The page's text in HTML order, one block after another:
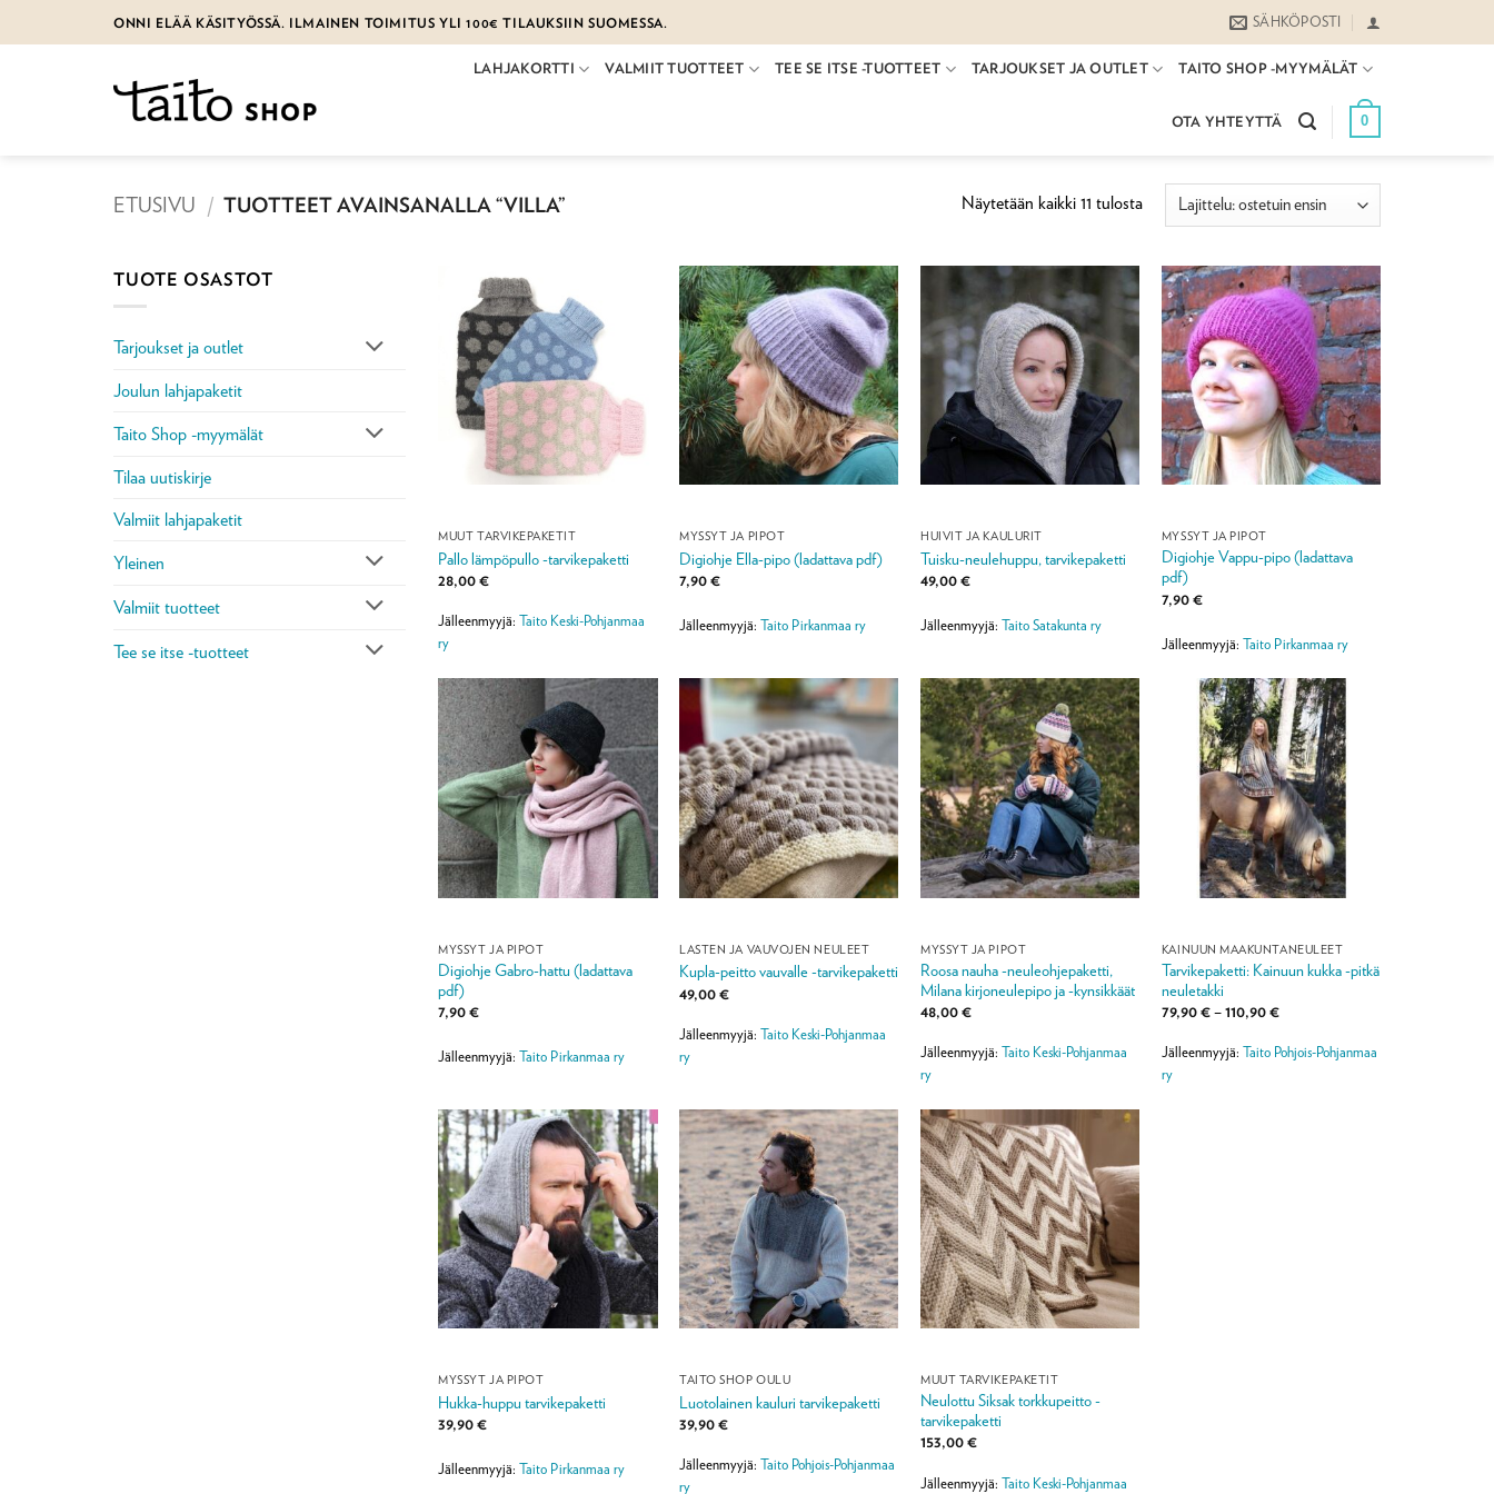
to
ONNI ELÄÄ KÄSITYÖSSÄ. ILMAINEN TOIMITUS YLI 100€ TILAUKSIIN SUOMESSA. SÄHKÖPOSTI
LAHJAKORTTI VALMIIT TUOTTEET TEE SE ITSE -TUOTTEET TARJOUKSET JA OUTLET TAITO SHOP -MYYMÄLÄT
OTA YHTEYTTÄ 0
ETUSIVU / TUOTTEET AVAINSANALLA “VILLA” Näytetään kaikki 11 tulostaSuosituimmat
ensin
TUOTE OSASTOT
Tarjoukset ja outlet
Joulun lahjapaketit
Taito Shop -myymälät
Tilaa uutiskirje
Valmiit lahjapaketit
Yleinen
Valmiit tuotteet
Tee se itse -tuotteet
MUUT TARVIKEPAKETIT
Pallo lämpöpullo -tarvikepaketti
28,00€
Jälleenmyyjä:Taito Keski-Pohjanmaa
ry
MYSSYT JA PIPOT
Digiohje Ella-pipo (ladattava pdf)
7,90€
Jälleenmyyjä:Taito Pirkanmaa ry
HUIVIT JA KAULURIT
Tuisku-neulehuppu, tarvikepaketti
49,00€
Jälleenmyyjä:Taito Satakunta ry
MYSSYT JA PIPOT
Digiohje Vappu-pipo (ladattava
pdf)
7,90€
Jälleenmyyjä: Taito Pirkanmaa ry
MYSSYT JA PIPOT
Digiohje Gabro-hattu (ladattava
pdf)
7,90€
Jälleenmyyjä:Taito Pirkanmaa ry
LASTEN JA VAUVOJEN NEULEET
Kupla-peitto vauvalle -tarvikepaketti
49,00€
Jälleenmyyjä:Taito Keski-Pohjanmaa
ry
MYSSYT JA PIPOT
Roosa nauha -neuleohjepaketti,
Milana kirjoneulepipo ja -kynsikkäät
48,00€
Jälleenmyyjä:Taito Keski-Pohjanmaa
ry
KAINUUN MAAKUNTANEULEET
Tarvikepaketti: Kainuun kukka -pitkä
neuletakki
79,90€–110,90€Hintaluokka:
110,90 €
Jälleenmyyjä: Taito Pohjois-Pohjanmaa
ry
MYSSYT JA PIPOT
Hukka-huppu tarvikepaketti
39,90€
Jälleenmyyjä:Taito Pirkanmaa ry
TAITO SHOP OULU
Luotolainen kauluri tarvikepaketti
39,90€
Jälleenmyyjä:Taito Pohjois-Pohjanmaa
ry
MUUT TARVIKEPAKETIT
Neulottu Siksak torkkupeitto -
tarvikepaketti
153,00€
Jälleenmyyjä:Taito Keski-Pohjanmaa